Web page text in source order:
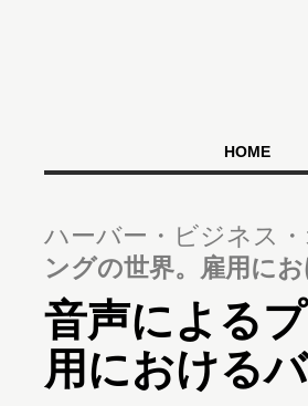
HOME
ハーバー・ビジネス
ングの世界。雇用に
音声による
用における